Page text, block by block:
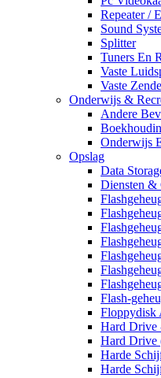
Repeater /
Sound
Splitter
Tuners En
Vaste
Vaste
Onderwijs &
Andere
Onderwijs
Opslag
Data
Diensten &
Flash-
Floppydisk
Hard Drive
Hard Drive
Harde
Harde